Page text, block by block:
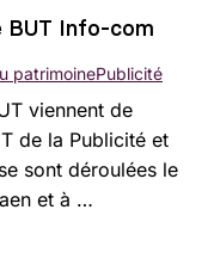
BUT Info-com
viennent de
de la Publicité et
sont déroulées le
et à …
patrimoinePublicité